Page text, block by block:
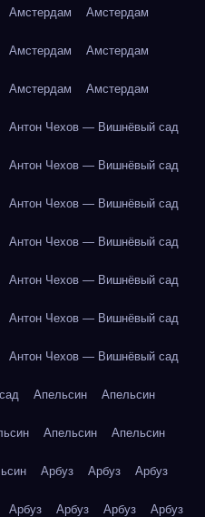
Амстердам Амстердам
Амстердам Амстердам
Амстердам Амстердам
Антон Чехов — Вишнёвый сад
Антон Чехов — Вишнёвый сад
Антон Чехов — Вишнёвый сад
Антон Чехов — Вишнёвый сад
Антон Чехов — Вишнёвый сад
Антон Чехов — Вишнёвый сад
Антон Чехов — Вишнёвый сад
Апельсин Апельсин
Апельсин Апельсин
Арбуз Арбуз Арбуз
Арбуз Арбуз Арбуз Арбуз